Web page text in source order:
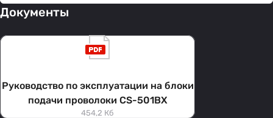
Документы
Руководство по эксплуатации на блоки
подачи проволоки CS-501BX
454,2 Кб